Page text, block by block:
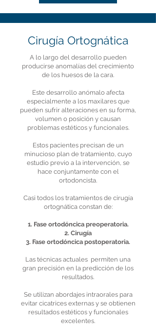
Cirugía Ortognática
A lo largo del desarrollo pueden
producirse anomalías del crecimiento
de los huesos de la cara.
Este desarrollo anómalo afecta
especialmente a los maxilares que
pueden sufrir alteraciones en su forma,
volumen o posición y causan
problemas estéticos y funcionales.
Estos pacientes precisan de un
minucioso plan de tratamiento, cuyo
estudio previo a la intervención, se
hace conjuntamente con el
ortodoncista.
Casi todos los tratamientos de cirugía
ortognática constan de:
1. Fase ortodóncica preoperatoria.
2. Cirugía
3. Fase ortodóncica postoperatoria.
Las técnicas actuales permiten una
gran precisión en la predicción de los
resultados.
Se utilizan abordajes intraorales para
evitar cicatrices externas y se obtienen
resultados estéticos y funcionales
excelentes.